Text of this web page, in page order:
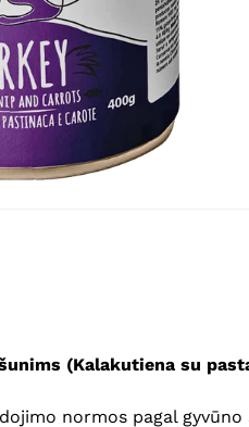
(Kalakutiena su
normos pagal